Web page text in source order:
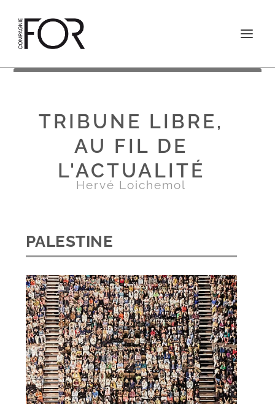
TRIBUNE LIBRE,
AU FIL DE
L'ACTUALITÉ
Hervé Loichemol
PALESTINE